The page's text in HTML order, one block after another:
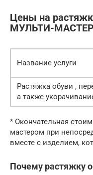
Цены на
МУЛЬТИ-
Название услуги
Растяжка обуви ,
а также
* Окончательная
мастером при
вместе с изделием,
Почему растяжку